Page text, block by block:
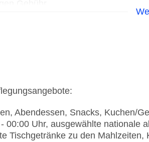
Abendessen, Snacks, Kuchen/
00:00 Uhr, ausgewählte nationale
Tischgetränke zu den Mahlzeiten,